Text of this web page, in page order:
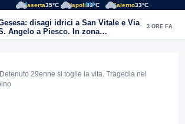
Caserta35°C Napoli33°C Salerno33°C
disagi idrici a San Vitale e Via
Angelo a Piesco. In zona
l’autobotte
3 ORE FA
29enne si toglie la vita. Tragedia nel